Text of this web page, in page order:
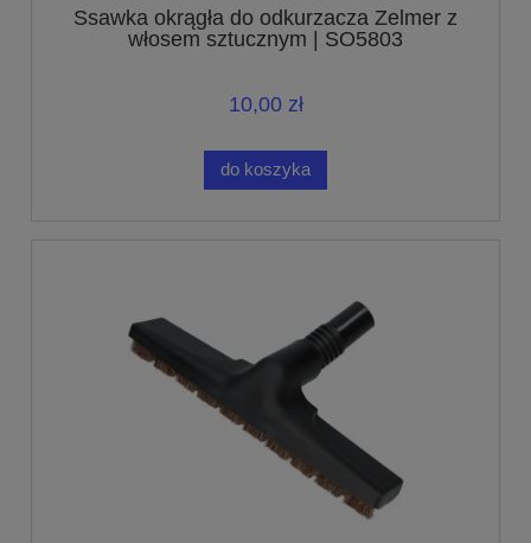
Ssawka okrągła do odkurzacza Zelmer z
włosem sztucznym | SO5803
10,00 zł
do koszyka